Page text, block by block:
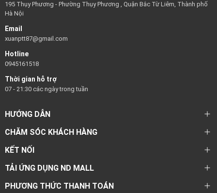
195 Thụy Phương - Phường Thụy Phương , Quận Bắc Từ Liêm, Thành phố
Hà Nội
Email
xuanptt87@gmail.com
Hotline
0945161518
Thời gian hỗ trợ
07 - 21:30 các ngày trong tuần
HƯỚNG DẪN
CHĂM SÓC KHÁCH HÀNG
KẾT NỐI
TẢI ỨNG DỤNG ND MALL
PHƯƠNG THỨC THANH TOÁN